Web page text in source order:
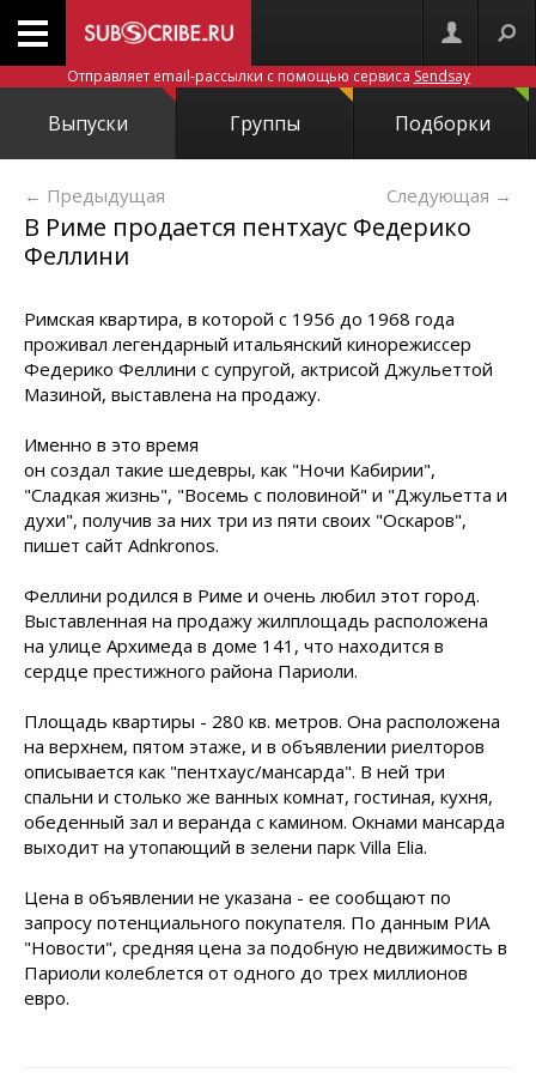
Отправляет email-рассылки с помощью сервиса Sendsay
Выпуски Группы Подборки
← Предыдущая Следующая →
В Риме продается пентхаус Федерико
Феллини
Римская квартира, в которой с 1956 до 1968 года
проживал легендарный итальянский кинорежиссер
Федерико Феллини с супругой, актрисой Джульеттой
Мазиной, выставлена на продажу.
Именно в это время
он создал такие шедевры, как "Ночи Кабирии",
"Сладкая жизнь", "Восемь с половиной" и "Джульетта и
духи", получив за них три из пяти своих "Оскаров",
пишет сайт Adnkronos.
Феллини родился в Риме и очень любил этот город.
Выставленная на продажу жилплощадь расположена
на улице Архимеда в доме 141, что находится в
сердце престижного района Париоли.
Площадь квартиры - 280 кв. метров. Она расположена
на верхнем, пятом этаже, и в объявлении риелторов
описывается как "пентхаус/мансарда". В ней три
спальни и столько же ванных комнат, гостиная, кухня,
обеденный зал и веранда с камином. Окнами мансарда
выходит на утопающий в зелени парк Villa Elia.
Цена в объявлении не указана - ее сообщают по
запросу потенциального покупателя. По данным РИА
"Новости", средняя цена за подобную недвижимость в
Париоли колеблется от одного до трех миллионов
евро.